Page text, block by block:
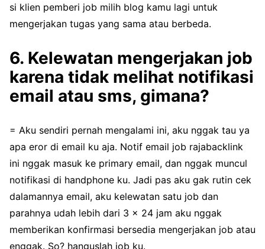
si klien pemberi job milih blog kamu lagi untuk
mengerjakan tugas yang sama atau berbeda.
6. Kelewatan mengerjakan job
karena tidak melihat notifikasi
email atau sms, gimana?
= Aku sendiri pernah mengalami ini, aku nggak tau ya
apa eror di email ku aja. Notif email job rajabacklink
ini nggak masuk ke primary email, dan nggak muncul
notifikasi di handphone ku. Jadi pas aku gak rutin cek
dalamannya email, aku kelewatan satu job dan
parahnya udah lebih dari 3 x 24 jam aku nggak
memberikan konfirmasi bersedia mengerjakan job atau
enggak. So? hanguslah job ku.